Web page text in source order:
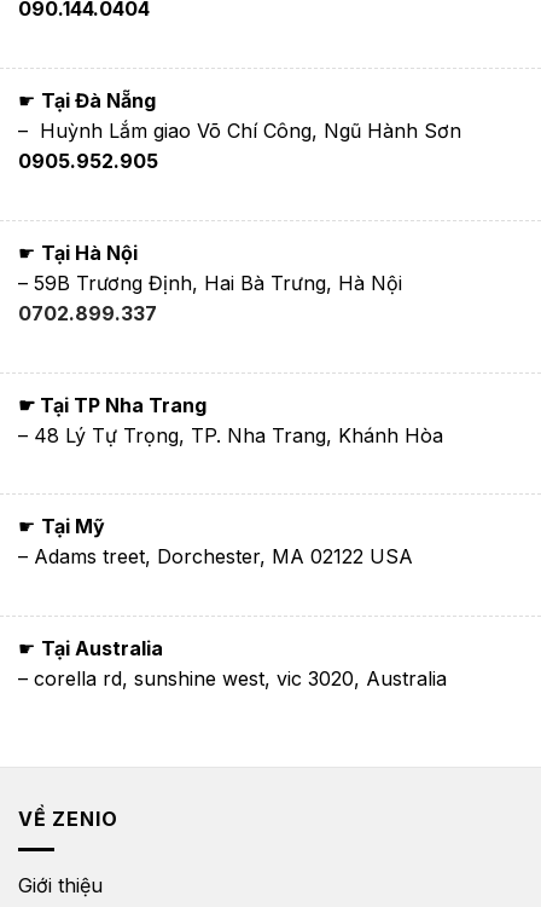
090.144.0404
☛ Tại Đà Nẵng
– Huỳnh Lắm giao Võ Chí Công, Ngũ Hành Sơn
0905.952.905
☛ Tại Hà Nội
– 59B Trương Định, Hai Bà Trưng, Hà Nội
0702.899.337
☛ Tại TP Nha Trang
– 48 Lý Tự Trọng, TP. Nha Trang, Khánh Hòa
☛ Tại Mỹ
– Adams treet, Dorchester, MA 02122 USA
☛ Tại Australia
– corella rd, sunshine west, vic 3020, Australia
VỀ ZENIO
Giới thiệu